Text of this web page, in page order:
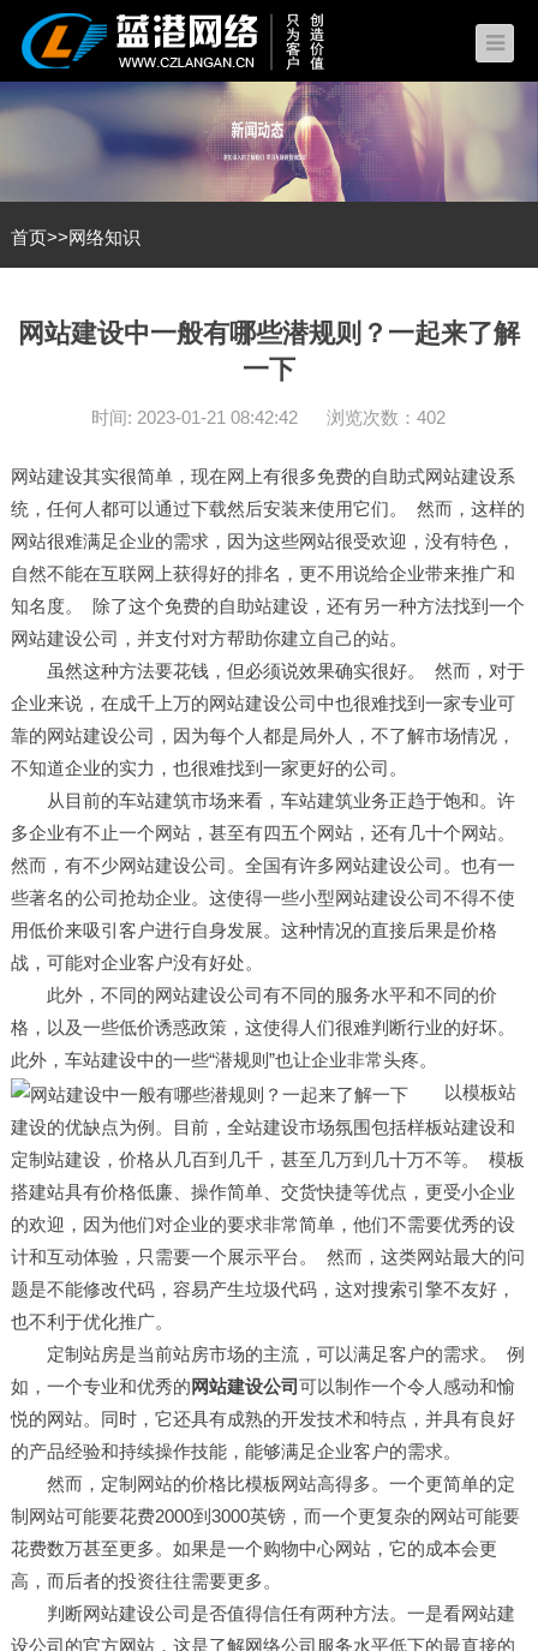
首页>>网络知识
网站建设中一般有哪些潜规则？一起来了解
一下
时间: 2023-01-21 08:42:42 浏览次数：402
网站建设其实很简单，现在网上有很多免费的自助式网站建设系
统，任何人都可以通过下载然后安装来使用它们。 然而，这样的
网站很难满足企业的需求，因为这些网站很受欢迎，没有特色，
自然不能在互联网上获得好的排名，更不用说给企业带来推广和
知名度。 除了这个免费的自助站建设，还有另一种方法找到一个
网站建设公司，并支付对方帮助你建立自己的站。
虽然这种方法要花钱，但必须说效果确实很好。 然而，对于
企业来说，在成千上万的网站建设公司中也很难找到一家专业可
靠的网站建设公司，因为每个人都是局外人，不了解市场情况，
不知道企业的实力，也很难找到一家更好的公司。
从目前的车站建筑市场来看，车站建筑业务正趋于饱和。许
多企业有不止一个网站，甚至有四五个网站，还有几十个网站。
然而，有不少网站建设公司。全国有许多网站建设公司。也有一
些著名的公司抢劫企业。这使得一些小型网站建设公司不得不使
用低价来吸引客户进行自身发展。这种情况的直接后果是价格
战，可能对企业客户没有好处。
此外，不同的网站建设公司有不同的服务水平和不同的价
格，以及一些低价诱惑政策，这使得人们很难判断行业的好坏。
此外，车站建设中的一些“潜规则”也让企业非常头疼。
以模板站
建设的优缺点为例。目前，全站建设市场氛围包括样板站建设和
定制站建设，价格从几百到几千，甚至几万到几十万不等。 模板
搭建站具有价格低廉、操作简单、交货快捷等优点，更受小企业
的欢迎，因为他们对企业的要求非常简单，他们不需要优秀的设
计和互动体验，只需要一个展示平台。 然而，这类网站最大的问
题是不能修改代码，容易产生垃圾代码，这对搜索引擎不友好，
也不利于优化推广。
定制站房是当前站房市场的主流，可以满足客户的需求。 例
如，一个专业和优秀的 网站建设公司可以制作一个令人感动和愉
悦的网站。同时，它还具有成熟的开发技术和特点，并具有良好
的产品经验和持续操作技能，能够满足企业客户的需求。
然而，定制网站的价格比模板网站高得多。一个更简单的定
制网站可能要花费2000到3000英镑，而一个更复杂的网站可能要
花费数万甚至更多。如果是一个购物中心网站，它的成本会更
高，而后者的投资往往需要更多。
判断网站建设公司是否值得信任有两种方法。一是看网站建
设公司的官方网站，这是了解网络公司服务水平低下的最直接的